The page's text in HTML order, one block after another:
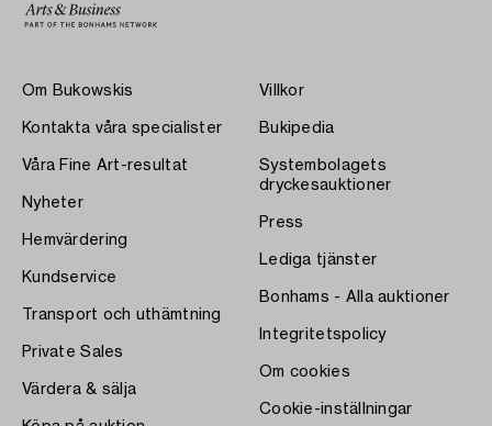
Om Bukowskis
Kontakta våra specialister
Våra Fine Art-resultat
Nyheter
Hemvärdering
Kundservice
Transport och uthämtning
Private Sales
Värdera & sälja
Villkor
Bukipedia
Systembolagets
dryckesauktioner
Press
Lediga tjänster
Bonhams - Alla auktioner
Integritetspolicy
Om cookies
Cookie-inställningar